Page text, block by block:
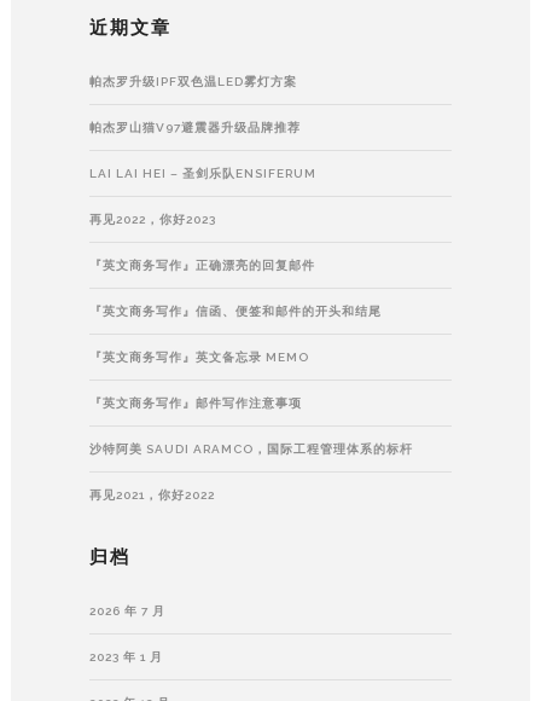
近期文章
帕杰罗升级IPF双色温LED雾灯方案
帕杰罗山猫V97避震器升级品牌推荐
LAI LAI HEI – 圣剑乐队ENSIFERUM
再见2022，你好2023
『英文商务写作』正确漂亮的回复邮件
『英文商务写作』信函、便签和邮件的开头和结尾
『英文商务写作』英文备忘录 MEMO
『英文商务写作』邮件写作注意事项
沙特阿美 SAUDI ARAMCO，国际工程管理体系的标杆
再见2021，你好2022
归档
2026 年 7 月
2023 年 1 月